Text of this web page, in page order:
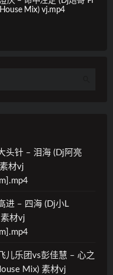
Mix) vj.mp4
头针 – 泪海 (Dj阿亮
材vj
进 – 四海 (Dj小L
材vj
儿乐团vs彭佳慧 – 心之
Mix) 素材vj